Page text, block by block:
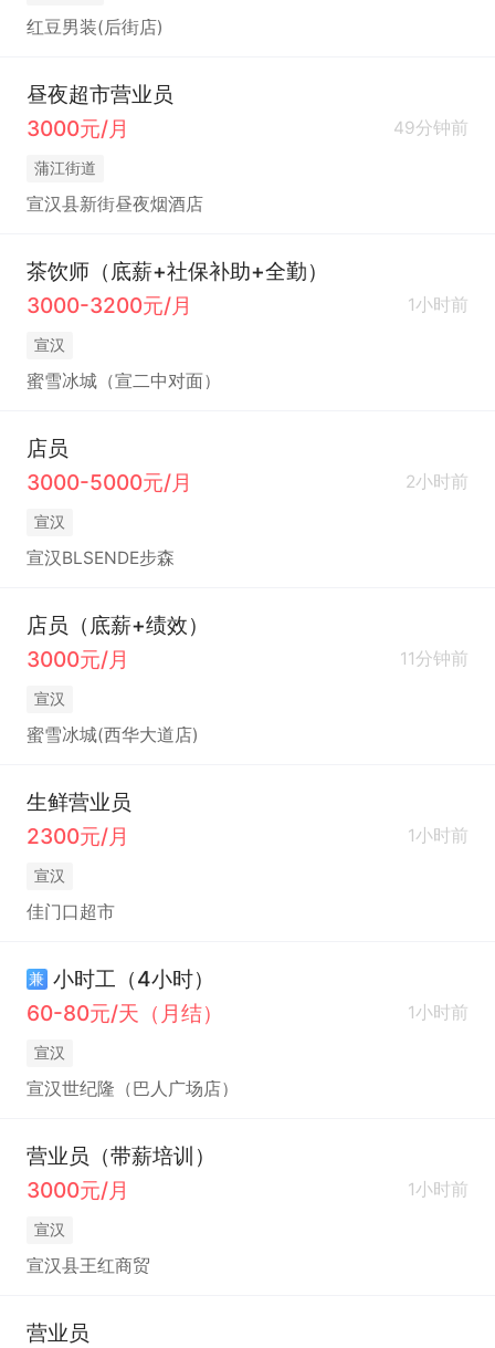
红豆男装(后街店)
昼夜超市营业员
3000元/月
49分钟前
蒲江街道
宣汉县新街昼夜烟酒店
茶饮师（底薪+社保补助+全勤）
3000-3200元/月
1小时前
宣汉
蜜雪冰城（宣二中对面）
店员
3000-5000元/月
2小时前
宣汉
宣汉BLSENDE步森
店员（底薪+绩效）
3000元/月
11分钟前
宣汉
蜜雪冰城(西华大道店)
生鲜营业员
2300元/月
1小时前
宣汉
佳门口超市
兼 小时工（4小时）
60-80元/天（月结）
1小时前
宣汉
宣汉世纪隆（巴人广场店）
营业员（带薪培训）
3000元/月
1小时前
宣汉
宣汉县王红商贸
营业员